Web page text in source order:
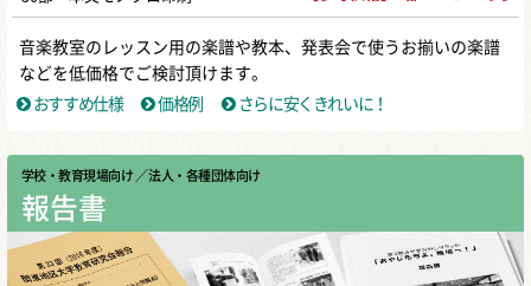
音楽教室のレッスン用の楽譜や教本、発表会で使うお揃いの楽譜
などを低価格でご検討頂けます。
おすすめ仕様
価格例 さらに安くきれいに！
学校・教育現場向け ／ 法人・各種団体向け
報告書